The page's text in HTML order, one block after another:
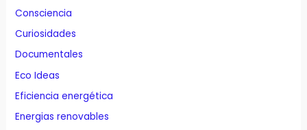
Consciencia
Curiosidades
Documentales
Eco Ideas
Eficiencia energética
Energias renovables